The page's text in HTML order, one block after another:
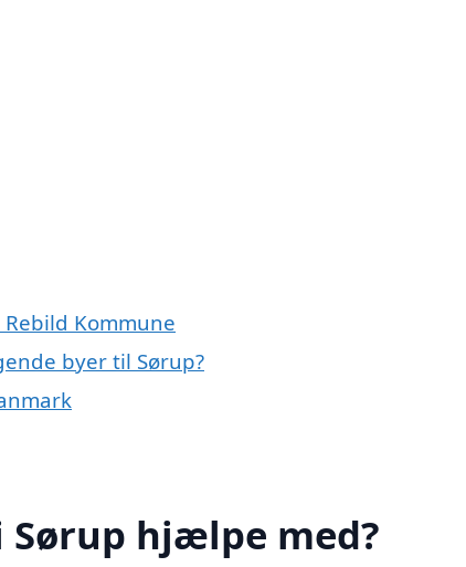
Kommune
byer til Sørup?
hjælpe med?